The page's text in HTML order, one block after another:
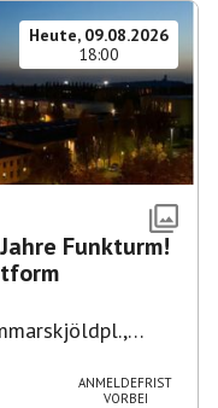
Heute, 09.08.2026
18:00
Funkturm!
ANMELDEFRIST
VORBEI